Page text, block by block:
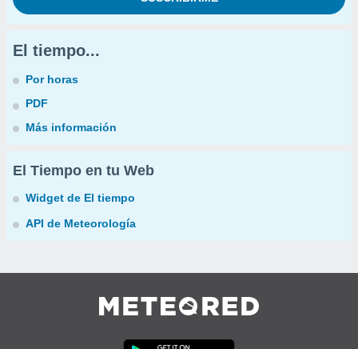
El tiempo...
Por horas
PDF
Más información
El Tiempo en tu Web
Widget de El tiempo
API de Meteorología